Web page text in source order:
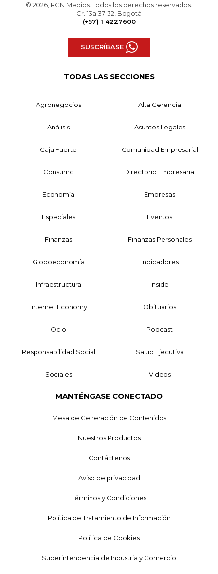
© 2026, RCN Medios. Todos los derechos reservados.
Cr. 13a 37-32, Bogotá
(+57) 1 4227600
SUSCRÍBASE
TODAS LAS SECCIONES
Agronegocios Alta Gerencia
Análisis Asuntos Legales
Caja Fuerte Comunidad Empresarial
Consumo Directorio Empresarial
Economía Empresas
Especiales Eventos
Finanzas Finanzas Personales
Globoeconomía Indicadores
Infraestructura Inside
Internet Economy Obituarios
Ocio Podcast
Responsabilidad Social Salud Ejecutiva
Sociales Videos
MANTÉNGASE CONECTADO
Mesa de Generación de Contenidos
Nuestros Productos
Contáctenos
Aviso de privacidad
Términos y Condiciones
Política de Tratamiento de Información
Política de Cookies
Superintendencia de Industria y Comercio